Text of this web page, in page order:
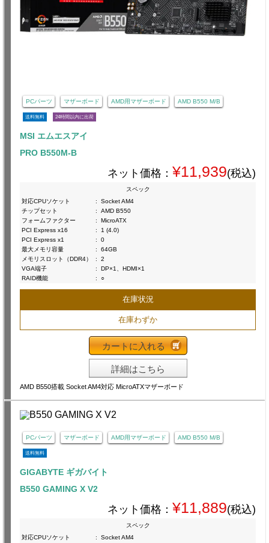
PCパーツ マザーボード AMD用マザーボード AMD B550 M/B
送料無料 24時間以内に出荷
MSI エムエスアイ
PRO B550M-B
ネット価格： ¥11,939(税込)
スペック
対応CPUソケット
:
Socket AM4
チップセット
:
AMD B550
フォームファクター
:
MicroATX
PCI Express x16
:
1 (4.0)
PCI Express x1
:
0
最大メモリ容量
:
64GB
メモリスロット（DDR4）
:
2
VGA端子
:
DP×1、HDMI×1
RAID機能
: ○
在庫状況
在庫わずか
カートに入れる
詳細はこちら
AMD B550搭載 Socket AM4対応 MicroATXマザーボード
PCパーツ マザーボード AMD用マザーボード AMD B550 M/B
送料無料
GIGABYTE ギガバイト
B550 GAMING X V2
ネット価格： ¥11,889(税込)
スペック
対応CPUソケット
:
Socket AM4